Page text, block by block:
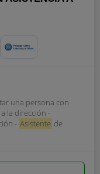
una persona con
a la dirección -
- Asistente de